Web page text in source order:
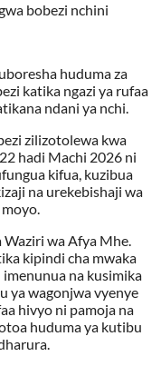
bobezi nchini
huduma za
katika ngazi ya rufaa
ndani ya nchi.
zilizotolewa kwa
hadi Machi 2026 ni
kifua, kuzibua
na urekebishaji wa
wa Afya Mhe.
kipindi cha mwaka
na kusimika
ya wagonjwa vyenye
hivyo ni pamoja na
huduma ya kutibu